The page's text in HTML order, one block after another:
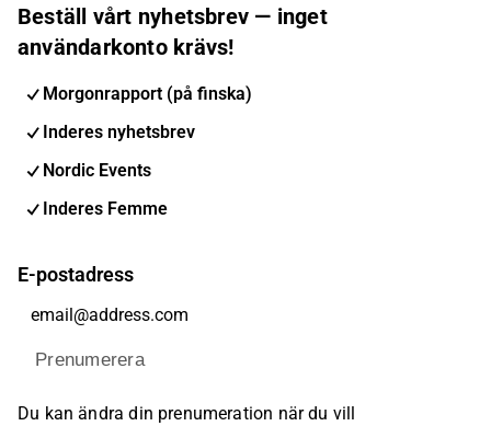
Beställ vårt nyhetsbrev — inget
användarkonto krävs!
Morgonrapport (på finska)
Inderes nyhetsbrev
Nordic Events
Inderes Femme
E-postadress
Prenumerera
Du kan ändra din prenumeration när du vill